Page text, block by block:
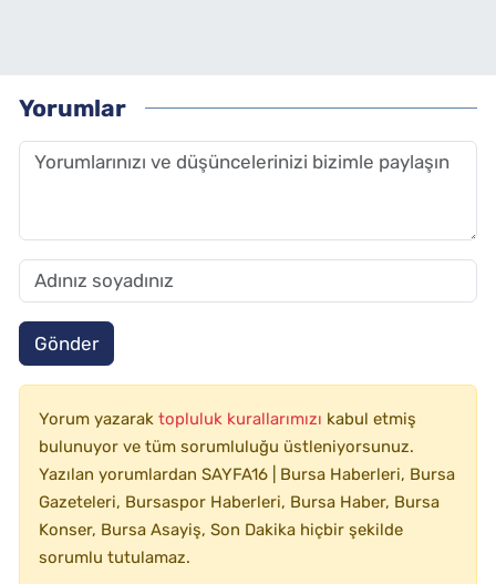
Yorumlar
Gönder
Yorum yazarak topluluk kurallarımızı kabul etmiş
bulunuyor ve tüm sorumluluğu üstleniyorsunuz.
Yazılan yorumlardan SAYFA16 | Bursa Haberleri, Bursa
Gazeteleri, Bursaspor Haberleri, Bursa Haber, Bursa
Konser, Bursa Asayiş, Son Dakika hiçbir şekilde
sorumlu tutulamaz.